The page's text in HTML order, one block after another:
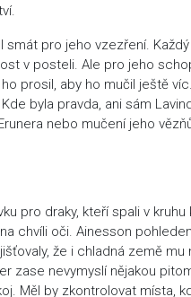
smát pro jeho vzezření.
v posteli. Ale pro jeho
prosil, aby ho mučil ještě
byla pravda, ani sám
nebo mučení jeho
pro draky, kteří spali v
chvíli oči. Ainesson
že i chladná země
zase nevymyslí nějakou
Měl by zkontrolovat místa,